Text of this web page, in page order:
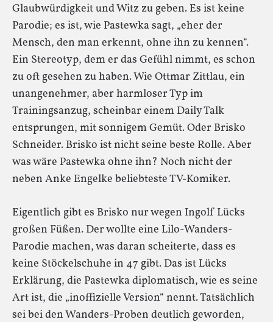
Glaubwürdigkeit und Witz zu geben. Es ist keine
Parodie; es ist, wie Pastewka sagt, „eher der
Mensch, den man erkennt, ohne ihn zu kennen“.
Ein Stereotyp, dem er das Gefühl nimmt, es schon
zu oft gesehen zu haben. Wie Ottmar Zittlau, ein
unangenehmer, aber harmloser Typ im
Trainingsanzug, scheinbar einem Daily Talk
entsprungen, mit sonnigem Gemüt. Oder Brisko
Schneider. Brisko ist nicht seine beste Rolle. Aber
was wäre Pastewka ohne ihn? Noch nicht der
neben Anke Engelke beliebteste TV-Komiker.
Eigentlich gibt es Brisko nur wegen Ingolf Lücks
großen Füßen. Der wollte eine Lilo-Wanders-
Parodie machen, was daran scheiterte, dass es
keine Stöckelschuhe in 47 gibt. Das ist Lücks
Erklärung, die Pastewka diplomatisch, wie es seine
Art ist, die „inoffizielle Version“ nennt. Tatsächlich
sei bei den Wanders-Proben deutlich geworden,